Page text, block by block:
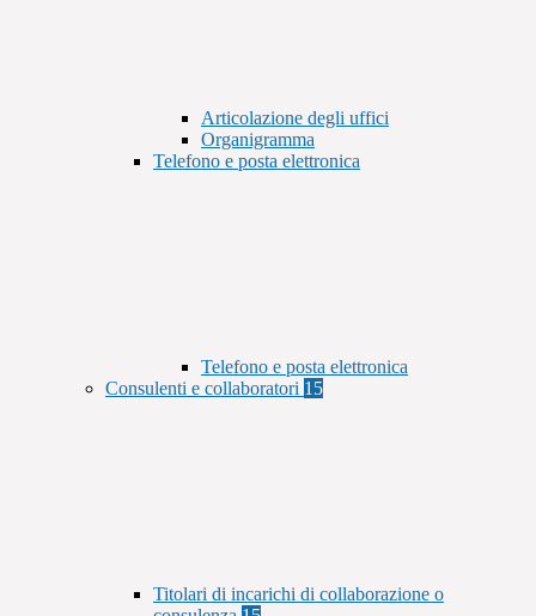
Articolazione degli uffici
Organigramma
Telefono e posta elettronica
Telefono e posta elettronica
Consulenti e collaboratori 15
Titolari di incarichi di collaborazione o